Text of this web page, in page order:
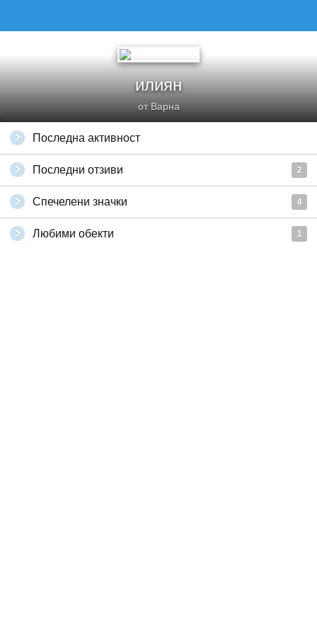
илиян
от Варна
Последна активност
Последни отзиви 2
Спечелени значки 4
Любими обекти 1